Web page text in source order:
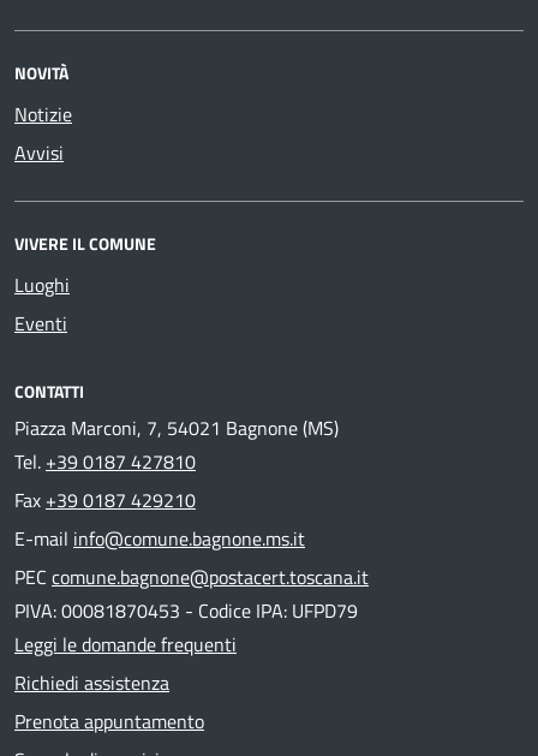
NOVITÀ
Notizie
Avvisi
VIVERE IL COMUNE
Luoghi
Eventi
CONTATTI
Piazza Marconi, 7, 54021 Bagnone (MS)
Tel. +39 0187 427810
Fax +39 0187 429210
E-mail info@comune.bagnone.ms.it
PEC comune.bagnone@postacert.toscana.it
PIVA: 00081870453 - Codice IPA: UFPD79
Leggi le domande frequenti
Richiedi assistenza
Prenota appuntamento